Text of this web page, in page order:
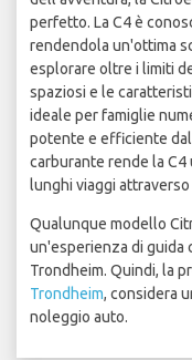
perfetto. La C4 è
rendendola un'ottima
esplorare oltre i limiti
spaziosi e le
ideale per famiglie
potente e efficiente
carburante rende la
lunghi viaggi
Qualunque modello
un'esperienza di guida
Trondheim. Quindi, la
Trondheim, considera
noleggio auto.